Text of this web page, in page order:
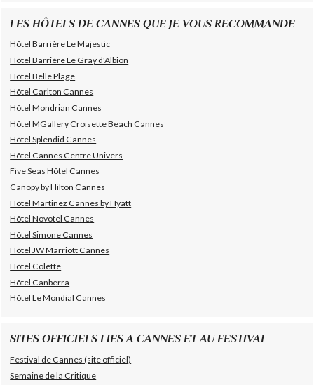
LES HÔTELS DE CANNES QUE JE VOUS RECOMMANDE
Hôtel Barrière Le Majestic
Hôtel Barrière Le Gray d'Albion
Hôtel Belle Plage
Hôtel Carlton Cannes
Hôtel Mondrian Cannes
Hôtel MGallery Croisette Beach Cannes
Hôtel Splendid Cannes
Hôtel Cannes Centre Univers
Five Seas Hôtel Cannes
Canopy by Hilton Cannes
Hôtel Martinez Cannes by Hyatt
Hôtel Novotel Cannes
Hôtel Simone Cannes
Hôtel JW Marriott Cannes
Hôtel Colette
Hôtel Canberra
Hôtel Le Mondial Cannes
SITES OFFICIELS LIES A CANNES ET AU FESTIVAL
Festival de Cannes (site officiel)
Semaine de la Critique